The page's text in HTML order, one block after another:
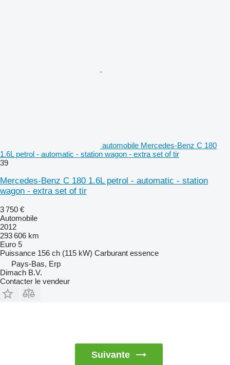
automobile Mercedes-Benz C 180
1.6L petrol - automatic - station wagon - extra set of tir
39
Mercedes-Benz C 180 1.6L petrol - automatic - station
wagon - extra set of tir
3 750 €
Automobile
2012
293 606 km
Euro 5
Puissance 156 ch (115 kW) Carburant essence
Pays-Bas, Erp
Dimach B.V.
Contacter le vendeur
Suivante